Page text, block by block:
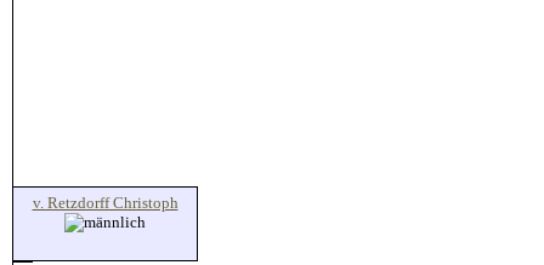
v. Retzdorff Christoph